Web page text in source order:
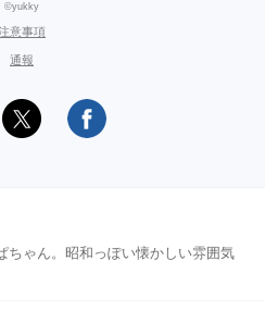
©yukky
意事項
通報
ちゃん。昭和っぽい懐かしい雰囲気